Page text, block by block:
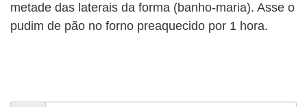
metade das laterais da forma (banho-maria). Asse o
pudim de pão no forno preaquecido por 1 hora.